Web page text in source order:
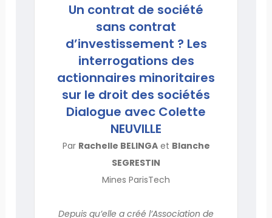
Un contrat de société
sans contrat
d’investissement ? Les
interrogations des
actionnaires minoritaires
sur le droit des sociétés
Dialogue avec Colette
NEUVILLE
Par Rachelle BELINGAet Blanche
SEGRESTIN
Mines ParisTech
Depuis qu’elle a créé l’Association de